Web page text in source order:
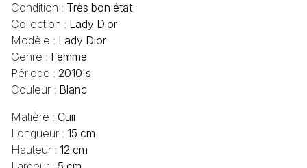
Condition : Très bon état
Collection : Lady Dior
Modèle : Lady Dior
Genre : Femme
Période : 2010's
Couleur : Blanc
Matière : Cuir
Longueur : 15 cm
Hauteur : 12 cm